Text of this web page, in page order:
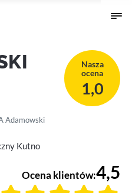
Nasza
ocena
1,0
Adamowski
Kutno
Ocena klientów:4,5